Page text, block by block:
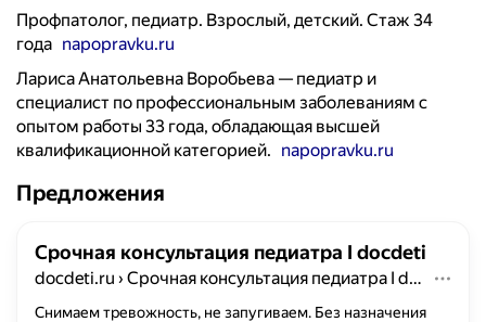
Профпатолог, педиатр. Взрослый, детский. Стаж 34
года napopravku.ru
Лариса Анатольевна Воробьева — педиатр и
специалист по профессиональным заболеваниям с
опытом работы 33 года, обладающая высшей
квалификационной категорией. napopravku.ru
Предложения
Срочная консультация педиатра I docdeti
docdeti.ru › Срочная консультация педиатра I docdeti
Снимаем тревожность, не запугиваем. Без назначения